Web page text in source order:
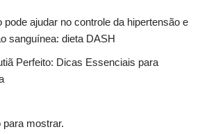
ajudar no controle da hipertensão e
sanguínea: dieta DASH
Perfeito: Dicas Essenciais para
mostrar.